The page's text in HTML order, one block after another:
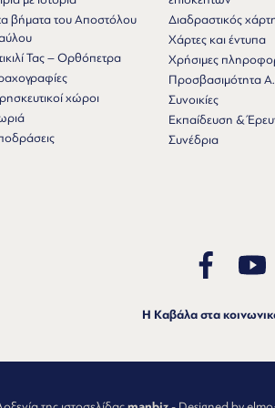
βήματα του Αποστόλου
Τας – Ορθόπετρα
χώροι
Διαδραστικός
Χάρτες και έντυπα
Χρήσιμες
Προσβασιμότητα
Συνοικίες
Εκπαίδευση &
Συνέδρια
Η Καβάλα στα